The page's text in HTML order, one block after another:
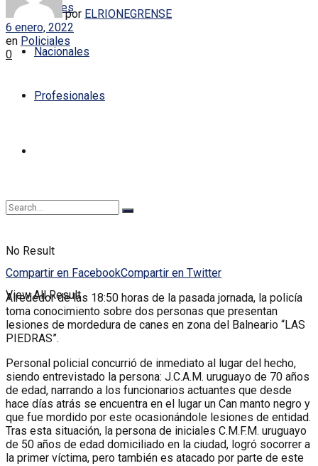
Locales
Nacionales
Profesionales
No Result
View All Result
por ELRIONEGRENSE
6 enero, 2022
en Policiales
0
Compartir en FacebookCompartir en Twitter
Alrededor de las 18:50 horas de la pasada jornada, la policía
toma conocimiento sobre dos personas que presentan
lesiones de mordedura de canes en zona del Balneario “LAS
PIEDRAS”.
Personal policial concurrió de inmediato al lugar del hecho,
siendo entrevistado la persona: J.C.A.M. uruguayo de 70 años
de edad, narrando a los funcionarios actuantes que desde
hace días atrás se encuentra en el lugar un Can manto negro y
que fue mordido por este ocasionándole lesiones de entidad.
Tras esta situación, la persona de iniciales C.M.F.M. uruguayo
de 50 años de edad domiciliado en la ciudad, logró socorrer a
la primer víctima, pero también es atacado por parte de este